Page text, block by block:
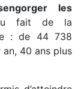
les
fait de la
: de 44 738
40 ans plus